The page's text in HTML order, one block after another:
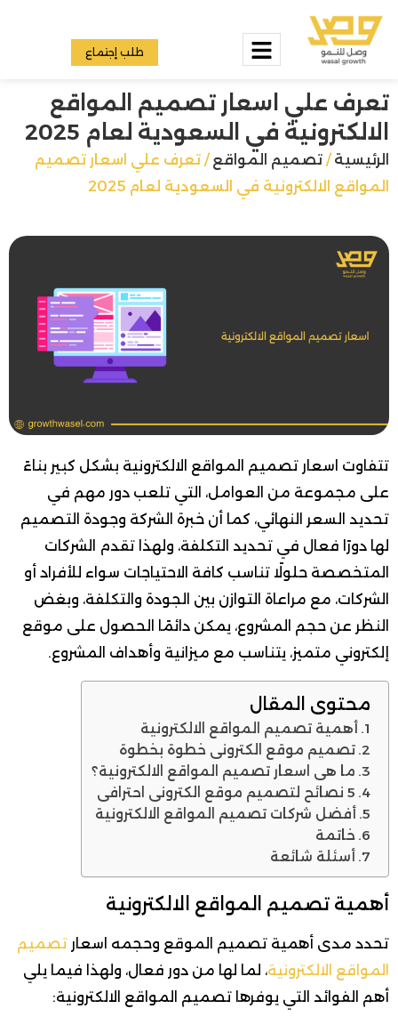
طلب إجتماع
تعرف علي اسعار تصميم المواقع
الالكترونية في السعودية لعام 2025
الرئيسية/ تصميم المواقع/ تعرف علي اسعار تصميم
المواقع الالكترونية في السعودية لعام 2025
تتفاوت اسعار تصميم المواقع الالكترونية بشكل كبير بناءً
على مجموعة من العوامل، التي تلعب دور مهم في
تحديد السعر النهائي، كما أن خبرة الشركة وجودة التصميم
لها دورًا فعال في تحديد التكلفة، ولهذا تقدم الشركات
المتخصصة حلولًا تناسب كافة الاحتياجات سواء للأفراد أو
الشركات، مع مراعاة التوازن بين الجودة والتكلفة، وبغض
النظر عن حجم المشروع، يمكن دائمًا الحصول على موقع
إلكتروني متميز، يتناسب مع ميزانية وأهداف المشروع.
محتوى المقال
أهمية تصميم المواقع الالكترونية
تصميم موقع الكتروني خطوة بخطوة
ما هي اسعار تصميم المواقع الالكترونية؟
5 نصائح لتصميم موقع الكتروني احترافي
أفضل شركات تصميم المواقع الالكترونية
خاتمة
أسئلة شائعة
أهمية تصميم المواقع الالكترونية
تحدد مدى أهمية تصميم الموقع وحجمه اسعار تصميم
المواقع الالكترونية، لما لها من دور فعال، ولهذا فيما يلي
أهم الفوائد التي يوفرها تصميم المواقع الالكترونية: